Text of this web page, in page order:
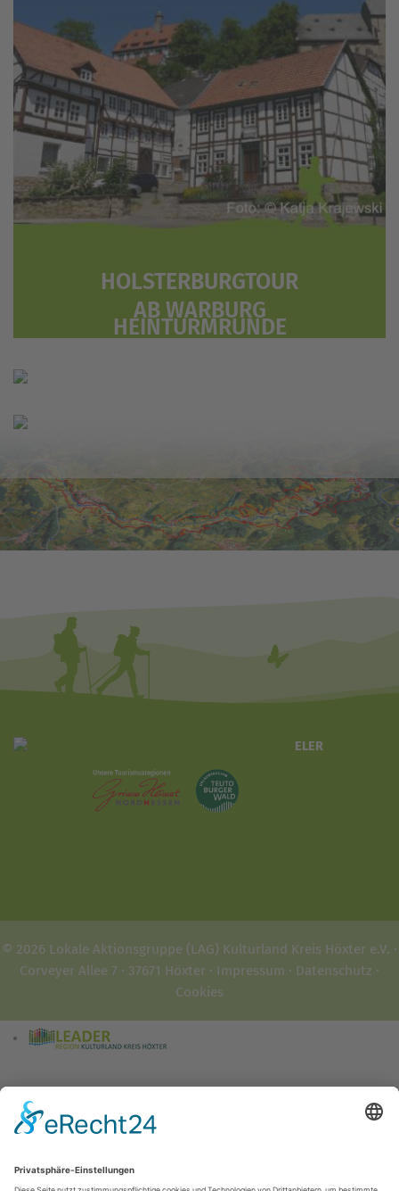
HOLSTERBURGTOUR
AB WARBURG
HEINTURMRUNDE
ELER
© 2026 Lokale Aktionsgruppe (LAG) Kulturland Kreis Höxter e.V. ·
Corveyer Allee 7 · 37671 Höxter · Impressum · Datenschutz ·
Cookies